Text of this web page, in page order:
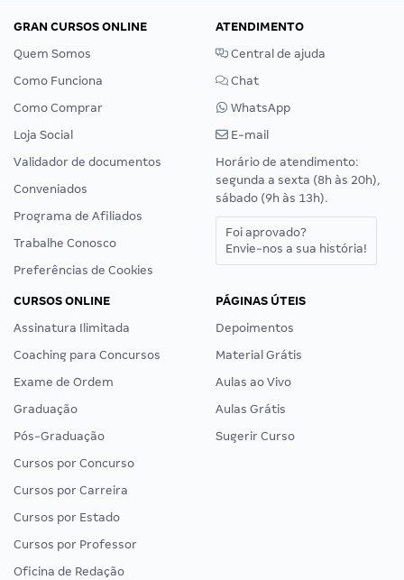
GRAN CURSOS ONLINE
Quem Somos
Como Funciona
Como Comprar
Loja Social
Validador de documentos
Conveniados
Programa de Afiliados
Trabalhe Conosco
Preferências de Cookies
ATENDIMENTO
Central de ajuda
Chat
WhatsApp
E-mail
Horário de atendimento:
segunda a sexta (8h às 20h),
sábado (9h às 13h).
Foi aprovado?
Envie-nos a sua história!
CURSOS ONLINE
Assinatura Ilimitada
Coaching para Concursos
Exame de Ordem
Graduação
Pós-Graduação
Cursos por Concurso
Cursos por Carreira
Cursos por Estado
Cursos por Professor
Oficina de Redação
PÁGINAS ÚTEIS
Depoimentos
Material Grátis
Aulas ao Vivo
Aulas Grátis
Sugerir Curso